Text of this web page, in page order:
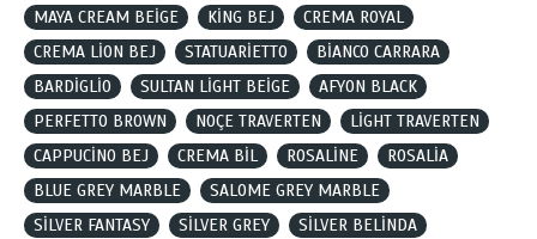
MAYA CREAM BEİGE
KİNG BEJ
CREMA ROYAL
CREMA LİON BEJ
STATUARİETTO
BİANCO CARRARA
BARDİGLİO
SULTAN LİGHT BEİGE
AFYON BLACK
PERFETTO BROWN
NOÇE TRAVERTEN
LİGHT TRAVERTEN
CAPPUCİNO BEJ
CREMA BİL ROSALİNE
ROSALİA
BLUE GREY MARBLE
SALOME GREY MARBLE
SİLVER FANTASY
SİLVER GREY
SİLVER BELİNDA